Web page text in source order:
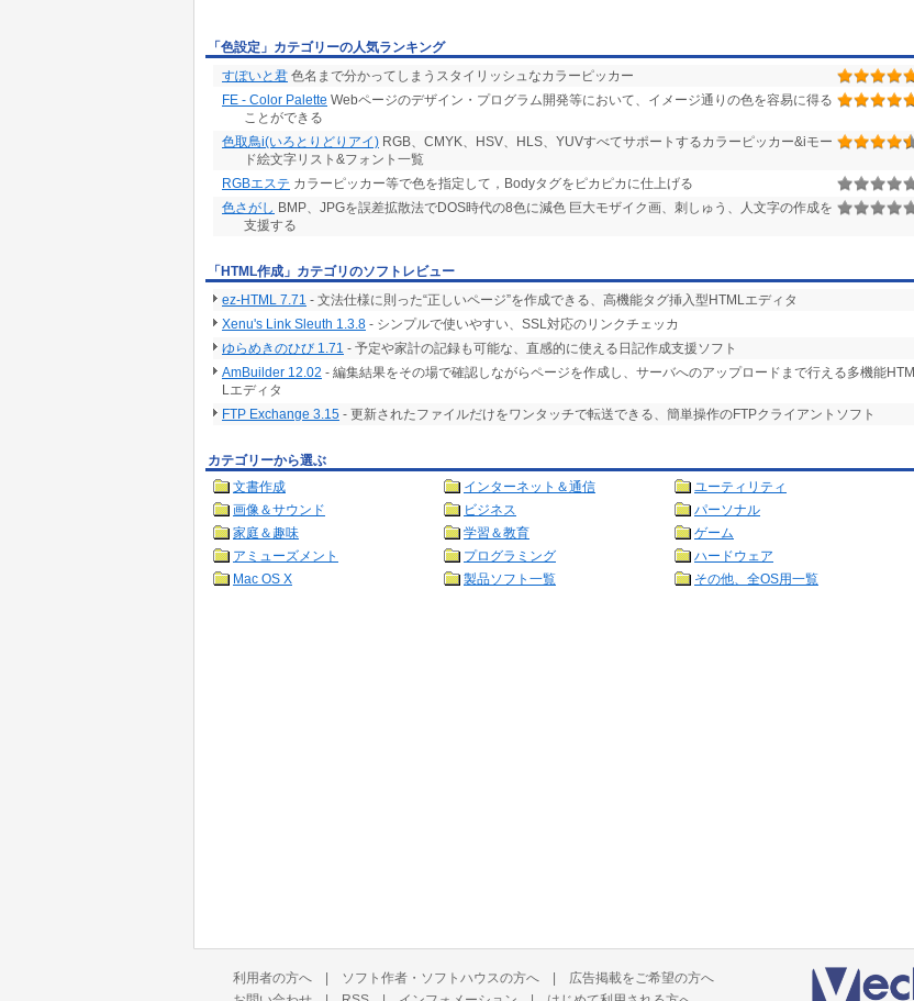
「色設定」カテゴリーの人気ランキング
すぽいと君 色名まで分かってしまうスタイリッシュなカラーピッカー
FE - Color Palette Webページのデザイン・プログラム開発等において、イメージ通りの色を容易に得る
ことができる
色取鳥i(いろとりどりアイ) RGB、CMYK、HSV、HLS、YUVすべてサポートするカラーピッカー&iモー
ド絵文字リスト&フォント一覧
RGBエステ カラーピッカー等で色を指定して，Bodyタグをピカピカに仕上げる
色さがし BMP、JPGを誤差拡散法でDOS時代の8色に減色 巨大モザイク画、刺しゅう、人文字の作成を
支援する
「HTML作成」カテゴリのソフトレビュー
ez-HTML 7.71 - 文法仕様に則った“正しいページ”を作成できる、高機能タグ挿入型HTMLエディタ
Xenu's Link Sleuth 1.3.8 - シンプルで使いやすい、SSL対応のリンクチェッカ
ゆらめきのひび 1.71 - 予定や家計の記録も可能な、直感的に使える日記作成支援ソフト
AmBuilder 12.02 - 編集結果をその場で確認しながらページを作成し、サーバへのアップロードまで行える多機能HTM
Lエディタ
FTP Exchange 3.15 - 更新されたファイルだけをワンタッチで転送できる、簡単操作のFTPクライアントソフト
カテゴリーから選ぶ
文書作成
インターネット＆通信
ユーティリティ
画像＆サウンド
ビジネス
パーソナル
家庭＆趣味
学習＆教育
ゲーム
アミューズメント
プログラミング
ハードウェア
Mac OS X
製品ソフト一覧 その他、全OS用一覧
利用者の方へ | ソフト作者・ソフトハウスの方へ | 広告掲載をご希望の方へ